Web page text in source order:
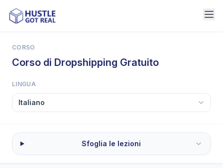
CORSO
Corso di Dropshipping Gratuito
LINGUA
Sfoglia le lezioni